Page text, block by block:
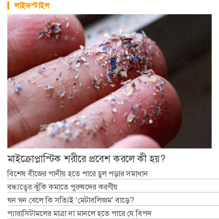
লাইফস্টাইল
মাইক্রোপ্লাস্টিক শরীরে প্রবেশ করলে কী হয়?
বিশেষ বীজের পানীয় হতে পারে চুল পড়ার সমাধান
বন্ধ্যত্বের ঝুঁকি কমাতে পুরুষদের করণীয়
ঘন ঘন খেলে কি সত্যিই ‘মেটাবলিজম’ বাড়ে?
প্যারাসিটামলের মাত্রা না মানলে হতে পারে যে বিপদ